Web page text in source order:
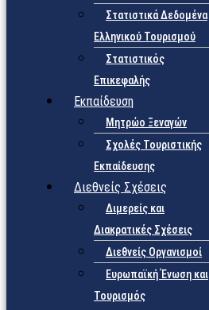
Στατιστικά Δεδομένα
Ελληνικού Τουρισμού
Στατιστικός
Επικεφαλής
Εκπαίδευση
Μητρώο Ξεναγών
Σχολές Τουριστικής
Εκπαίδευσης
Διεθνείς Σχέσεις
Διμερείς και
Διακρατικές Σχέσεις
Διεθνείς Οργανισμοί
Ευρωπαϊκή Ένωση και
Τουρισμός